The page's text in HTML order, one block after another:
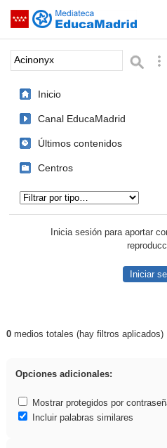
Saltar navegación
Palabra o frase:
Inicio
Canal EducaMadrid
Últimos contenidos
Centros
Inicia sesión para aportar
Iniciar
Resultados de: Acinonyx
0medios totales (hay filtros aplicados)
Opciones adicionales:
Mostrar protegidos por
Incluir palabras similares